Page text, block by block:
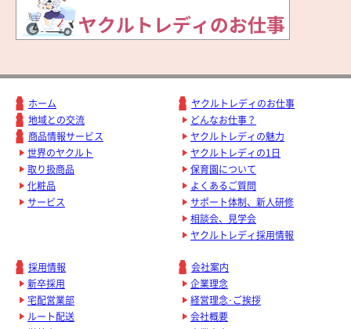
ホーム
地域との交流
商品情報サービス
世界のヤクルト
取り扱商品
化粧品
サービス
ヤクルトレディのお仕事
どんなお仕事？
ヤクルトレディの魅力
ヤクルトレディの1日
保育園について
よくあるご質問
サポート体制、新人研修
相談会、見学会
ヤクルトレディ採用情報
採用情報
新卒採用
宅配営業部
ルート配送
会社案内
企業理念
経営理念･ご挨拶
会社概要